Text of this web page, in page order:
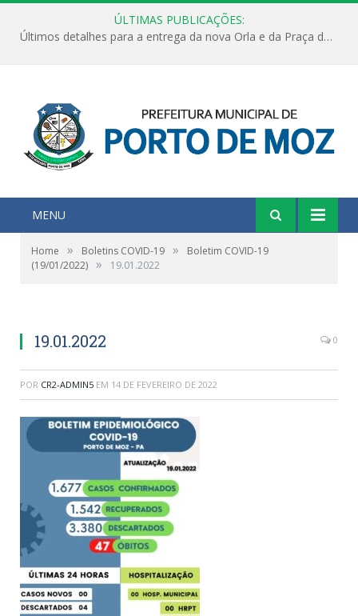
ÚLTIMAS PUBLICAÇÕES:
Últimos detalhes para a entrega da nova Orla e da Praça do Praião
MENU
Home » Boletins COVID-19 »
Boletim COVID-19
(19/01/2022) » 19.01.2022
19.01.2022 0
POR CR2-ADMIN5 EM 14 DE FEVEREIRO DE 2022